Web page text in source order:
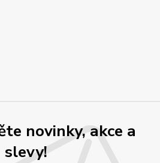
novinky, akce a
slevy!